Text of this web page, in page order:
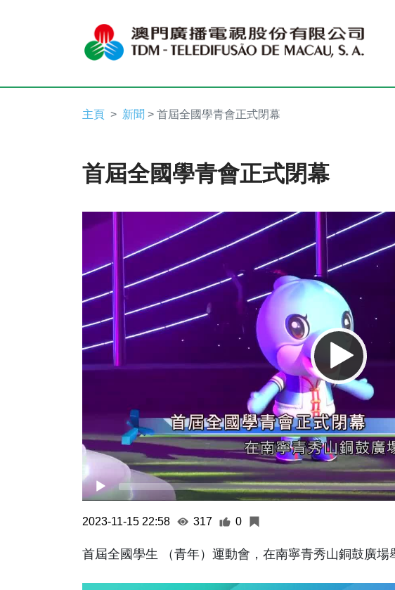
主頁 新聞 > 首屆全國學青會正式閉幕
首屆全國學青會正式閉幕
Video
2023-11-15 22:58 317 0
首屆全國學生 （青年）運動會，在南寧青秀山銅鼓廣場